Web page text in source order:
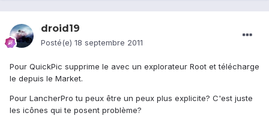
droid19
Posté(e) 18 septembre 2011
Pour QuickPic supprime le avec un explorateur Root et télécharge
le depuis le Market.
Pour LancherPro tu peux être un peux plus explicite? C'est juste
les icônes qui te posent problème?